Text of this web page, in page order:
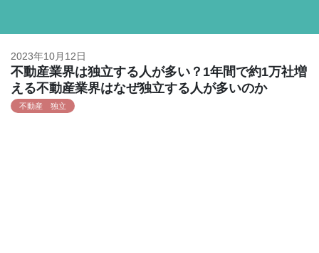
2023年10月12日
不動産業界は独立する人が多い？1年間で約1万社増
える不動産業界はなぜ独立する人が多いのか
不動産 独立